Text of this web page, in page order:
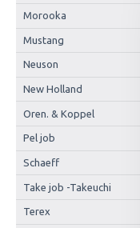
Morooka
Mustang
Neuson
New Holland
Oren. & Koppel
Pel job
Schaeff
Take job -Takeuchi
Terex